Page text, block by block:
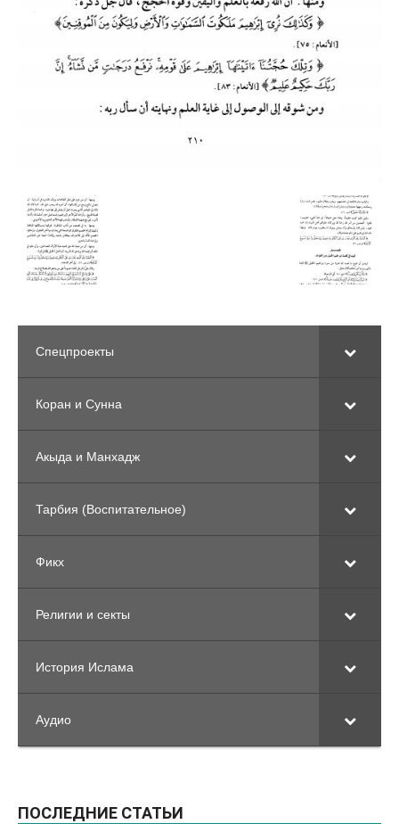
Спецпроекты
Коран и Сунна
Акыда и Манхадж
Тарбия (Воспитательное)
Фикх
Религии и секты
История Ислама
Аудио
ПОСЛЕДНИЕ СТАТЬИ